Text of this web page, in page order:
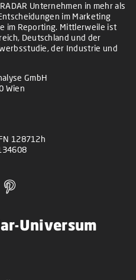
Unternehmen in mehr als
im Marketing
im Reporting. Mittlerweile ist
Deutschland und der
der Industrie und
GmbH
Wien
128712h
Universum